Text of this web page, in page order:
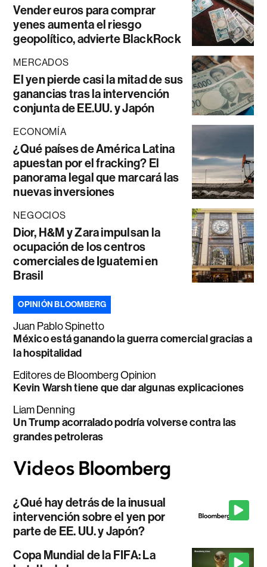
Vender euros para comprar
yenes aumenta el riesgo
geopolítico, advierte BlackRock
MERCADOS
El yen pierde casi la mitad de sus
ganancias tras la intervención
conjunta de EE.UU. y Japón
ECONOMÍA
¿Qué países de América Latina
apuestan por el fracking? El
panorama legal que marcará las
nuevas inversiones
NEGOCIOS
Dior, H&M y Zara impulsan la
ocupación de los centros
comerciales de Iguatemi en
Brasil
OPINIÓN BLOOMBERG
Juan Pablo Spinetto
México está ganando la guerra comercial gracias a
la hospitalidad
Editores de Bloomberg Opinion
Kevin Warsh tiene que dar algunas explicaciones
Liam Denning
Un Trump acorralado podría volverse contra las
grandes petroleras
¿Qué hay detrás de la inusual
intervención sobre el yen por
parte de EE. UU. y Japón?
Copa Mundial de la FIFA: La